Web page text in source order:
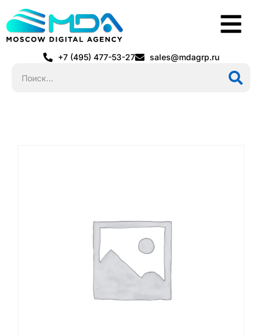
+7 (495) 477-53-27 sales@mdagrp.ru